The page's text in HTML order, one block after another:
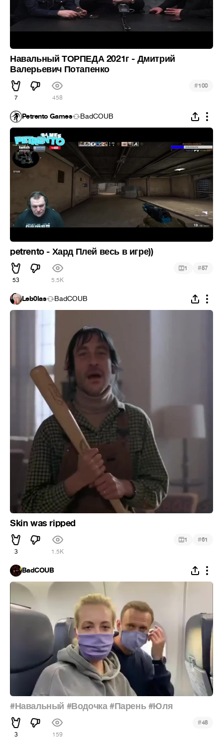
Навальный ТОРПЕДА 2021г - Дмитрий
Валерьевич Потапенко
7 458
#100
Petrento Games BadCOUB
petrento - Хард Плей весь в игре))
53 5.5K
1 #57
Leb0las BadCOUB
Skin was ripped
3 1.5K
1 #61
BadCOUB
#Навальный #Водочка#Парень#Юля
3 159
#48